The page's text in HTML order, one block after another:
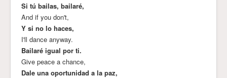
Si tú bailas, bailaré,
And if you don't,
Y si no lo haces,
I'll dance anyway.
Bailaré igual por ti.
Give peace a chance,
Dale una oportunidad a la paz,